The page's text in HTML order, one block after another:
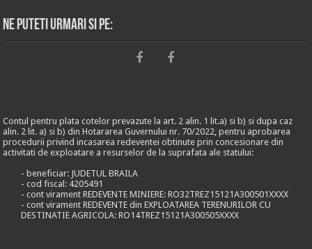
Ne puteti urmari si pe:
Contul pentru plata cotelor prevazute la art. 2 alin. 1 lit.a) si b) si dupa caz
alin. 2 lit. a) si b) din Hotararea Guvernului nr. 70/2022, pentru aprobarea
procedurii privind incasarea redeventei obtinute prin concesionare din
activitati de exploatare a resurselor de la suprafata ale statului:
- beneficiar: JUDETUL BRAILA
- cod fiscal: 4205491
- cont virament REDEVENTE MINIERE: RO32TREZ15121A300501XXXX
- cont virament REDEVENTE din EXPLOATAREA TERENURILOR CU
DESTINATIE AGRICOLA: RO14TREZ15121A300505XXXX